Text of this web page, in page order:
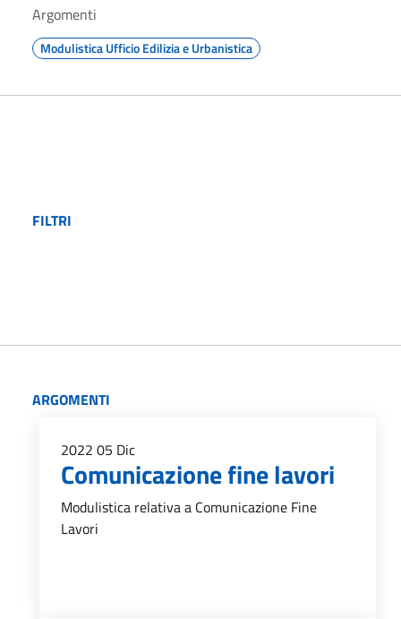
Argomenti
Modulistica Ufficio Edilizia e Urbanistica
FILTRI
ARGOMENTI
2022 05 Dic
Comunicazione fine lavori
Modulistica relativa a Comunicazione Fine
Lavori